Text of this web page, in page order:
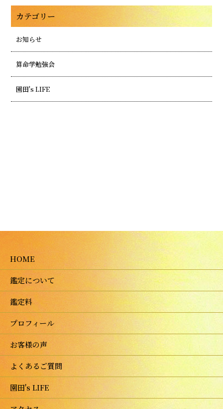
カテゴリー
お知らせ
算命学勉強会
園田's LIFE
HOME
鑑定について
鑑定料
プロフィール
お客様の声
よくあるご質問
園田's LIFE